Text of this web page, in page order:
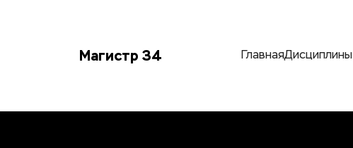
Магистр 34 ГлавнаяДисциплины